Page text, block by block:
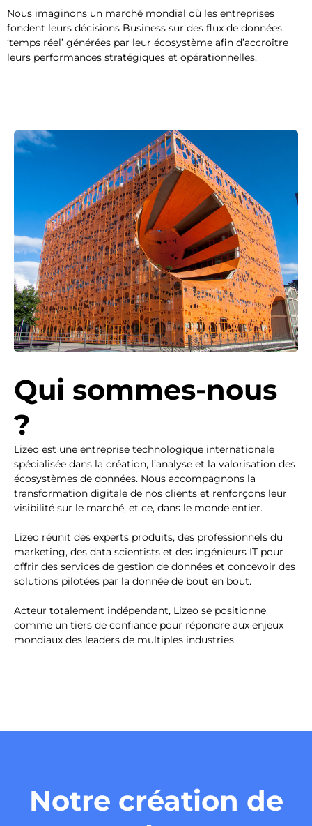
Nous imaginons un marché mondial où les entreprises
fondent leurs décisions Business sur des flux de données
‘temps réel’ générées par leur écosystème afin d’accroître
leurs performances stratégiques et opérationnelles.
Qui sommes-nous
?
Lizeo est une entreprise technologique internationale
spécialisée dans la création, l’analyse et la valorisation des
écosystèmes de données. Nous accompagnons la
transformation digitale de nos clients et renforçons leur
visibilité sur le marché, et ce, dans le monde entier.
Lizeo réunit des experts produits, des professionnels du
marketing, des data scientists et des ingénieurs IT pour
offrir des services de gestion de données et concevoir des
solutions pilotées par la donnée de bout en bout.
Acteur totalement indépendant, Lizeo se positionne
comme un tiers de confiance pour répondre aux enjeux
mondiaux des leaders de multiples industries.
Notre création de